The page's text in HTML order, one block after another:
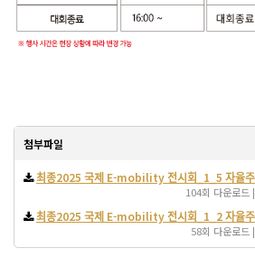
첨부파일
최종2025 국제 E-mobility 전시회_1_5
104회 다운로
최종2025 국제 E-mobility 전시회_1_2
58회 다운로